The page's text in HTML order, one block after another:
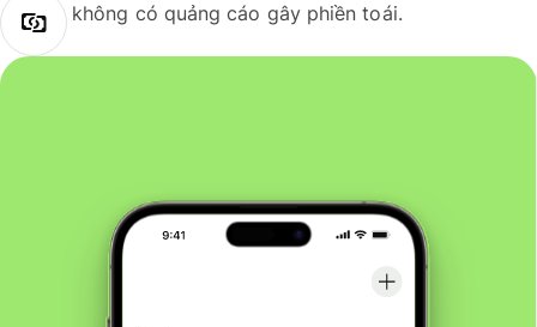
không có quảng cáo gây phiền toái.